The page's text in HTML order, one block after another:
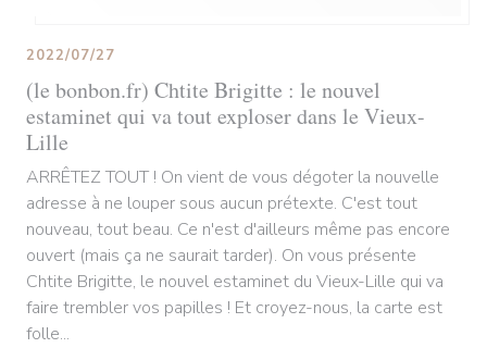
(le bonbon.fr) Chtite Brigitte : le nouvel
estaminet qui va tout exploser dans le Vieux-
Lille
2022/07/27
ARRÊTEZ TOUT ! On vient de vous dégoter la nouvelle
adresse à ne louper sous aucun prétexte. C'est tout
nouveau, tout beau. Ce n'est d'ailleurs même pas encore
ouvert (mais ça ne saurait tarder). On vous présente
Chtite Brigitte, le nouvel estaminet du Vieux-Lille qui va
faire trembler vos papilles ! Et croyez-nous, la carte est
folle...